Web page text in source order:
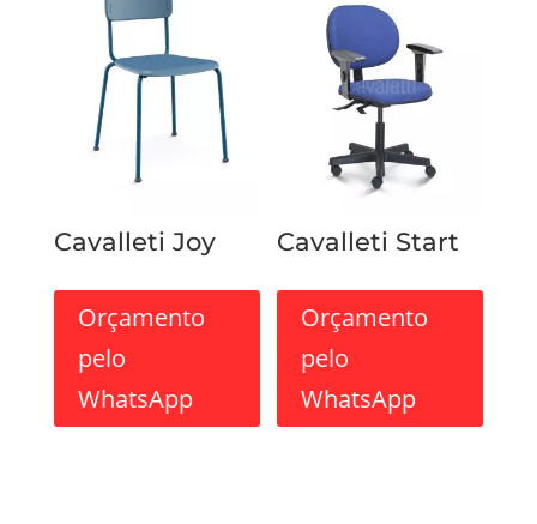
Cavalleti Joy
Orçamento
pelo
WhatsApp
Cavalleti Start
Orçamento
pelo
WhatsApp